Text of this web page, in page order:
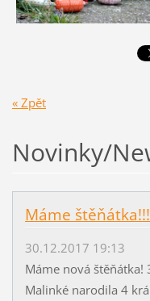
« Zpět
Novinky/
Máme štěňátka!!!
30.12.2017 19:13
Máme nová štěňátka!
Malinké narodila 4